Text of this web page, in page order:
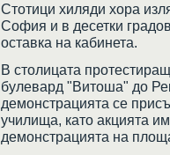
Стотици хиляди хора
София и в десетки
оставка на кабинета.
В столицата
булевард "Витоша" до
демонстрацията се
училища, като акцията
демонстрацията на